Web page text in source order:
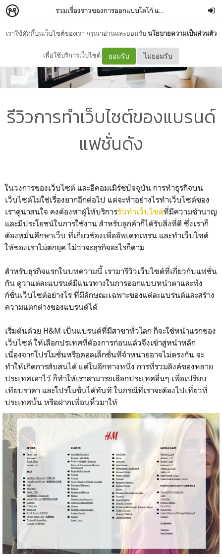
เราใช้คุ๊กกี้บนเว็บไซต์ของเรา กรุณาอ่านและยอมรับนโยบายความเป็นส่วนตัว
เพื่อใช้บริการเว็บไซต์ ยอมรับ ไม่ยอมรับ
รวมเรื่องราวของการออกแบบโลโก้ และเทคนิคต่างๆของการทําเว็บไซต์
รีวิวการทําเว็บไซต์ของแบรนด์
แฟชั่นดัง
ในวงการของเว็บไซต์ และอีคอมเมิร์ชปัจจุบัน การทำธุรกิจบน
เว็บไซต์ไม่ใช่เรื่องยากอีกต่อไป แต่จะทำอย่างไรทําเว็บไซต์ของ
เราดูน่าสนใจ คงต้องหาผู้ให้บริการรับทําเว็บไซต์ที่มีความชำนาญ
และมีประโยชน์ในการใช้งาน สำหรับลูกค้าก็ได้รับสิ่งที่ดี ซึ่งเราก็
ต้องหมั่นศึกษาเว็บ ที่เกี่ยวข้องเพื่ออัพเดทเทรน และทําเว็บไซต์
ให้ของเราไม่ตกยุค ไม่ว่าจะธุรกิจอะไรก็ตาม
สำหรับธุรกิจแรกในบทความนี้ เรามารีวิวเว็บไซต์ที่เกี่ยวกับแฟชั่น
กัน ดูว่าแต่ละแบรนด์มีแนวทางในการออกแบบหน้าตาและฟัง
ก์ชั่นเว็บไซต์อย่างไร ที่มีลักษณะเฉพาะของแต่ละแบรนด์และสร้าง
ความแตกต่างของแบรนด์ได้
เริ่มต้นด้วย H&M เป็นแบรนด์ที่มีสาขาทั่วโลก ก็จะใช้หน้าแรกของ
เว็บไซต์ ให้เลือกปรเทศที่ต้องการก่อนแล้วจึงเข้าสู่หน้าหลัก
เนื่องจากโปรโมชั่นหรือคอลเล็กชั่นที่จำหน่ายอาจไม่ตรงกัน จะ
ทำให้เกิดการสับสนได้ แต่ในอีกทางหนึ่ง การที่รวมลิงค์ของหลาย
ประเทศเอาไว้ ก็ทำให้เราสามารถเลือกประเทศอื่นๆ เพื่อเปรียบ
เทียบราคา และโปรโมชั่นได้ทันที ในกรณีที่เราจะต้องไปเที่ยวที่
ประเทศนั้น หรือฝากเพื่อนหิ้วมาให้